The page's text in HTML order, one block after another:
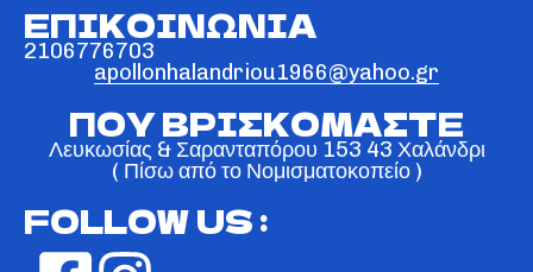
ΕΠΙΚΟΙΝΩΝΙΑ
2106776703
apollonhalandriou1966@yahoo.gr
ΠΟΥ ΒΡΙΣΚΟΜΑΣΤΕ
Λευκωσίας & Σαρανταπόρου 153 43 Χαλάνδρι
( Πίσω από το Νομισματοκοπείο )
FOLLOW US :